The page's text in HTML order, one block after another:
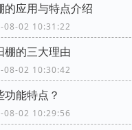
的应用与特点介绍
02 10:31:22
棚的三大理由
02 10:30:42
能特点？
08-02 10:29:56